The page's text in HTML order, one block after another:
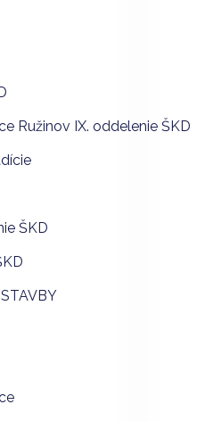
Ružinov IX. oddelenie ŠKD
ŠKD